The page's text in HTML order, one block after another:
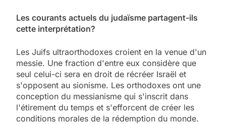
Les courants actuels du judaïsme partagent-ils
cette interprétation?
Les Juifs ultraorthodoxes croient en la venue d'un
messie. Une fraction d'entre eux considère que
seul celui-ci sera en droit de récréer Israël et
s'opposent au sionisme. Les orthodoxes ont une
conception du messianisme qui s'inscrit dans
l'étirement du temps et s'efforcent de créer les
conditions morales de la rédemption du monde.